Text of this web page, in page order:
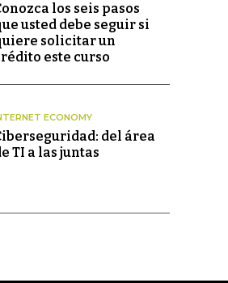
los seis pasos
usted debe seguir si
solicitar un
este curso
ECONOMY
del área
TI a las juntas